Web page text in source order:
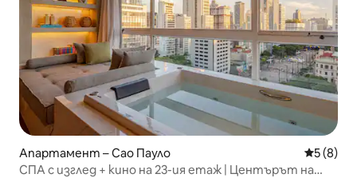
Апартамент – Сао Пауло Средна
5 (8)
СПА с изглед + кино на 23-ия етаж | Центърът на